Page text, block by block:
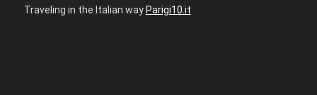
Traveling in the Italian way Parigi10.it